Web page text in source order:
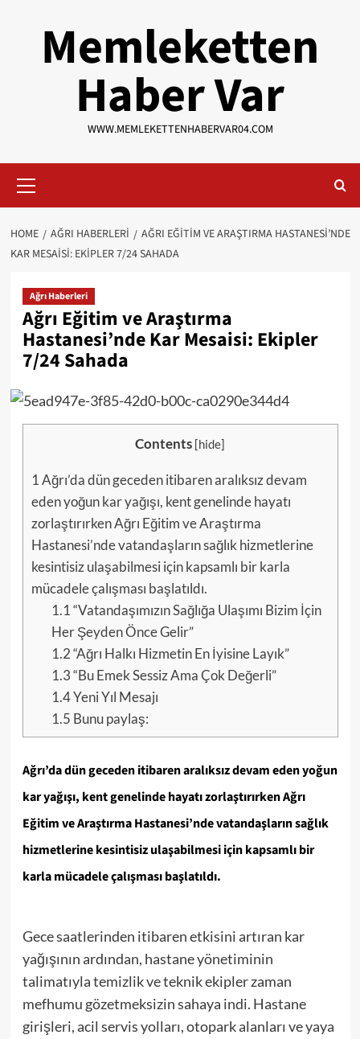
Memleketten
Haber Var
WWW.MEMLEKETTENHABERVAR04.COM
Menu
HOME AĞRI HABERLERI
AĞRI EĞITIM VE ARAŞTIRMA HASTANESI’NDE
KAR MESAISI: EKIPLER 7/24 SAHADA
Ağrı Haberleri
Ağrı Eğitim ve Araştırma
Hastanesi’nde Kar Mesaisi: Ekipler
7/24 Sahada
Contents [hide]
1Ağrı’da dün geceden itibaren aralıksız devam
eden yoğun kar yağışı, kent genelinde hayatı
zorlaştırırken Ağrı Eğitim ve Araştırma
Hastanesi’nde vatandaşların sağlık hizmetlerine
kesintisiz ulaşabilmesi için kapsamlı bir karla
mücadele çalışması başlatıldı.
1.1“Vatandaşımızın Sağlığa Ulaşımı Bizim İçin
Her Şeyden Önce Gelir”
1.2“Ağrı Halkı Hizmetin En İyisine Layık”
1.3“Bu Emek Sessiz Ama Çok Değerli”
1.4Yeni Yıl Mesajı
1.5 Bunu paylaş:
Ağrı’da dün geceden itibaren aralıksız devam eden yoğun
kar yağışı, kent genelinde hayatı zorlaştırırken Ağrı
Eğitim ve Araştırma Hastanesi’nde vatandaşların sağlık
hizmetlerine kesintisiz ulaşabilmesi için kapsamlı bir
karla mücadele çalışması başlatıldı.
Gece saatlerinden itibaren etkisini artıran kar
yağışının ardından, hastane yönetiminin
talimatıyla temizlik ve teknik ekipler zaman
mefhumu gözetmeksizin sahaya indi. Hastane
girişleri, acil servis yolları, otopark alanları ve yaya